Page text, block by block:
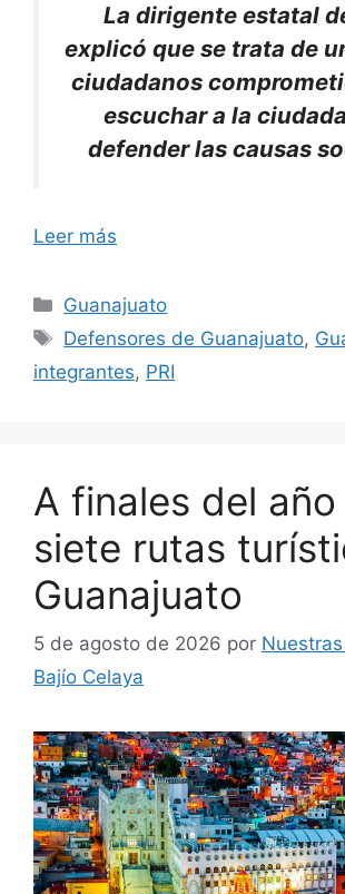
La dirigente estatal
explicó que se trata de
ciudadanos
escuchar a la
defender las causas
Leer más
Categorías
Guanajuato
Etiquetas
Defensores de Guanajuato,
integrantes, PRI
A finales del
siete rutas
Guanajuato
5 de agosto de 2026 por
Bajío Celaya